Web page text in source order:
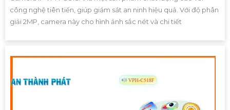
công nghệ tiên tiến, giúp giám sát an ninh hiệu quả. Với độ phân
giải 2MP, camera này cho hình ảnh sắc nét và chi tiết